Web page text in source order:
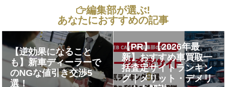
編集部が選ぶ!
あなたにおすすめの記事
【逆効果になること
も】新車ディーラーで
のNGな値引き交渉5
選！
【PR】【2026年最
新】おすすめ車買取一
括査定サイトランキン
グ｜メリット・デメリ